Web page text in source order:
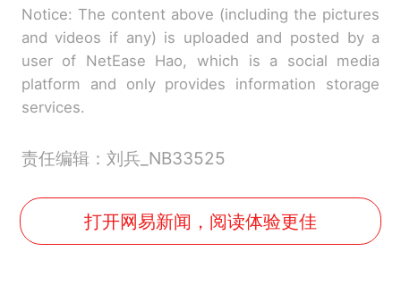
Notice: The content above (including the pictures
and videos if any) is uploaded and posted by a
user of NetEase Hao, which is a social media
platform and only provides information storage
services.
责任编辑：刘兵_NB33525
打开网易新闻，阅读体验更佳